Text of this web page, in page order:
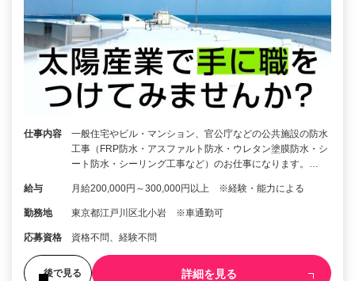
仕事内容
一般住宅やビル・マンション、官公庁などの公共施設の防水
工事（FRP防水・アスファルト防水・ウレタン塗膜防水・シ
ート防水・シーリング工事など）のお仕事になります。…
給与 月給200,000円～300,000円以上 ※経験・能力による
勤務地 東京都江戸川区北小岩 ※車通勤可
応募資格 資格不問、経験不問
後で見る 詳細を見る